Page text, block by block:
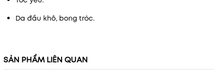
Da đầu khô, bong tróc.
SẢN PHẨM LIÊN QUAN